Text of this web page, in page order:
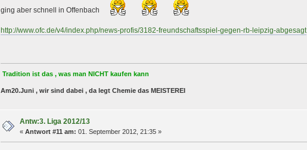
ging aber schnell in Offenbach
http://www.ofc.de/v4/index.php/news-profis/3182-freundschaftsspiel-gegen-rb-leipzig-abgesagt
Tradition ist das , was man NICHT kaufen kann
Am20.Juni , wir sind dabei , da legt Chemie das MEISTEREI
Antw:3. Liga 2012/13
«Antwort #11 am: 01. September 2012, 21:35 »